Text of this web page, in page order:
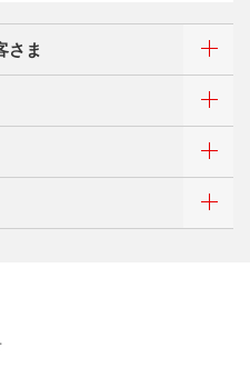
さま
ング方式
種規約
情報とお支払い情報